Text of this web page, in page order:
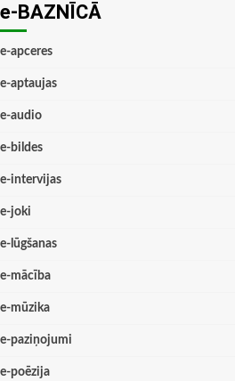
e-BAZNĪCĀ
e-apceres
e-aptaujas
e-audio
e-bildes
e-intervijas
e-joki
e-lūgšanas
e-mācība
e-mūzika
e-paziņojumi
e-poēzija